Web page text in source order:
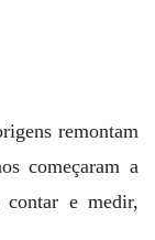
remontam
começaram a
contar e medir,